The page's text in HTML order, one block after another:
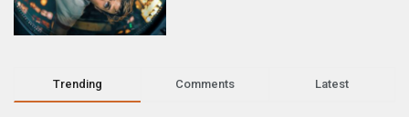
Trending Comments Latest